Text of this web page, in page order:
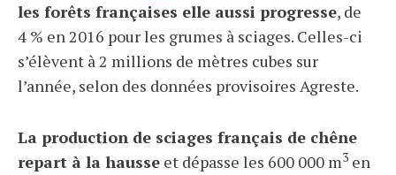
les forêts françaises elle aussi progresse, de
4 % en 2016 pour les grumes à sciages. Celles-ci
s’élèvent à 2 millions de mètres cubes sur
l’année, selon des données provisoires Agreste.
La production de sciages français de chêne
repart à la hausse et dépasse les 600 000 m3en